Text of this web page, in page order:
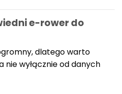
e-rower do
dlatego warto
nie wyłącznie od danych